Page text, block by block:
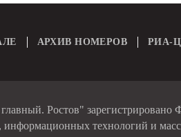
АРХИВ НОМЕРОВ РИА-
Ростов" зарегистрировано
информационных технологий и